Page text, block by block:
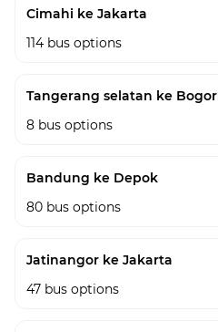
Cimahi ke Jakarta
114 bus options
Tangerang selatan ke Bogor
8 bus options
Bandung ke Depok
80 bus options
Jatinangor ke Jakarta
47 bus options